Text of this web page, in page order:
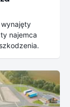
najemca